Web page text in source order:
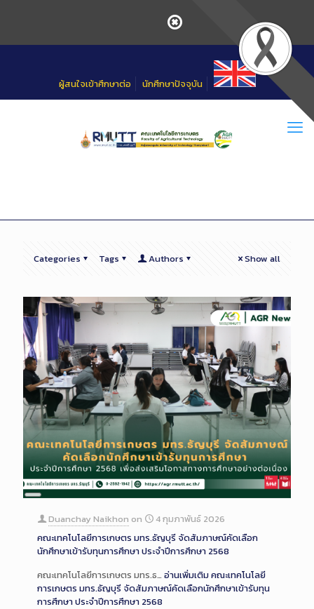
ผู้สนใจเข้าศึกษาต่อ นักศึกษาปัจจุบัน
Categories Tags Authors Show all
Long
Description
Duanchay Naikhon on
4 กุมภาพันธ์ 2026
คณะเทคโนโลยีการเกษตร มทร.ธัญบุรี จัดสัมภาษณ์คัดเลือก
นักศึกษาเข้ารับทุนการศึกษา ประจำปีการศึกษา 2568
คณะเทคโนโลยีการเกษตร มทร.ธ… อ่านเพิ่มเติมคณะเทคโนโลยี
การเกษตร มทร.ธัญบุรี จัดสัมภาษณ์คัดเลือกนักศึกษาเข้ารับทุน
การศึกษา ประจำปีการศึกษา 2568